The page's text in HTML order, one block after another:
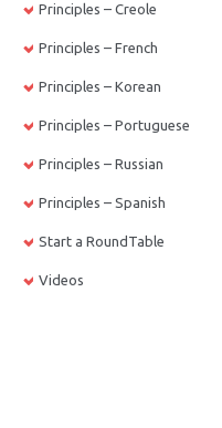
Principles – Creole
Principles – French
Principles – Korean
Principles – Portuguese
Principles – Russian
Principles – Spanish
Start a RoundTable
Videos